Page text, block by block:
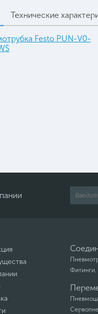
Технические
Фитинги,